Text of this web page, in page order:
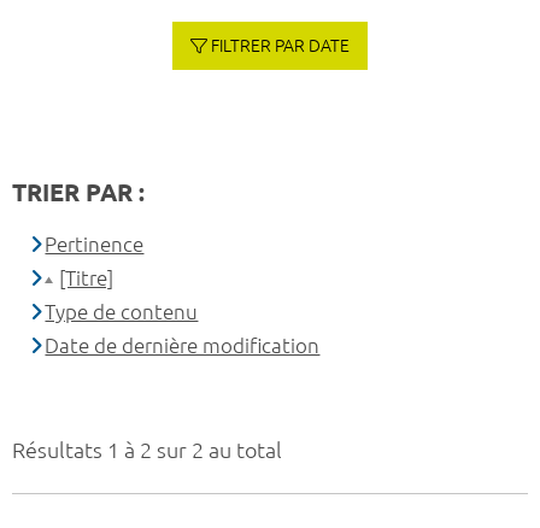
Résultats 1 à 2 sur 2 au total
FILTRER PAR DATE
TRIER PAR :
Pertinence
[Titre]
Type de contenu
Date de dernière modification